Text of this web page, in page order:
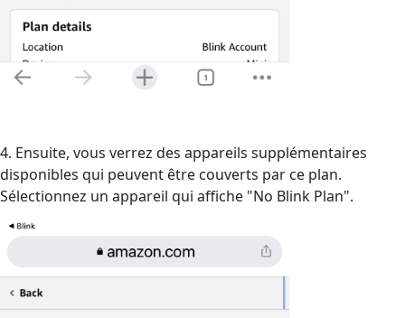
4. Ensuite, vous verrez des appareils supplémentaires
disponibles qui peuvent être couverts par ce plan.
Sélectionnez un appareil qui affiche "No Blink Plan".